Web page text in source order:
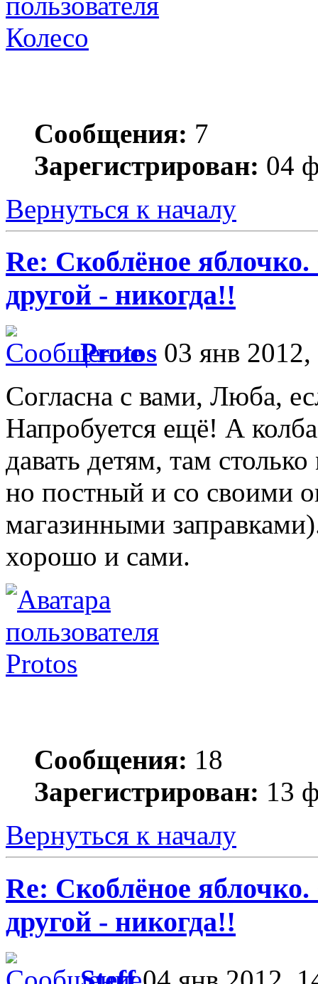
Колесо
Сообщения: 7
Зарегистрирован: 04
Вернуться к началу
Re: Скоблёное
другой - никогда!!
Protos 03 янв
Согласна с вами, Люба,
Напробуется ещё! А
давать детям, там
но постный и со своими
магазинными
хорошо и сами.
Protos
Сообщения: 18
Зарегистрирован: 13
Вернуться к началу
Re: Скоблёное
другой - никогда!!